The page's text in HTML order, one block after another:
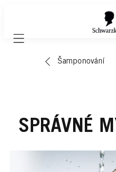
Mobile navigation
Šamponování
SPRÁVNÉ